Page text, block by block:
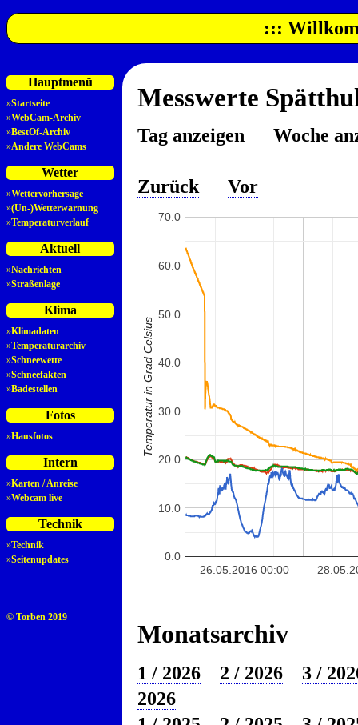
:::
Hauptmenü
»Startseite
»WebCam-Archiv
»BestOf-Archiv
»Andere WebCams
Wetter
»Wettervorhersage
»(Un-)Wetterwarnung
»Temperaturverlauf
Aktuell
»Nachrichten
»Straßenlage
Klima
»Klimadaten
»Temperaturarchiv
»Schneewette
»Schneefakten
»Badestellen
Fotos
»Hausfotos
Intern
»Karten / Anreise
»Webcam live
Technik
»Technik
»Seitenupdates
© Torben 2019
Messwerte
Tag anzeigen Woche
Zurück Vor
26.05.2016 00:00
0.0
10.0
20.0
30.0
40.0
50.0
60.0
70.0
Temperatur in Grad Celsius
Monatsarchiv
1 / 2026 2 / 2026
3 /
2026